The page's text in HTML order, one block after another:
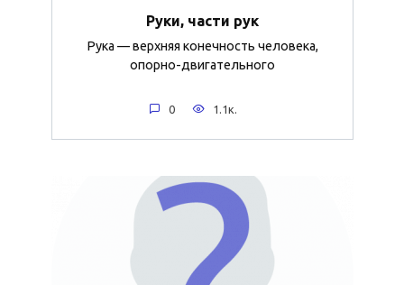
Руки, части рук
Рука — верхняя конечность человека,
опорно-двигательного
0 1.1к.